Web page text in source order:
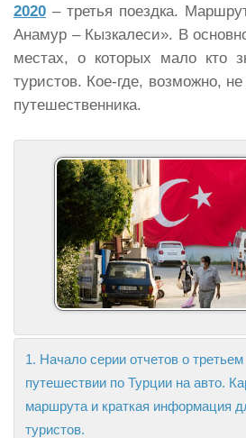
2020 – третья поездка.
Анамур – Кызкалеси». В
местах, о которых мало кто
туристов. Кое-где, возможно, не
путешественника.
1. Начало серии отчетов о третьем
путешествии по Турции на авто.
маршрута и краткая информация
туристов.